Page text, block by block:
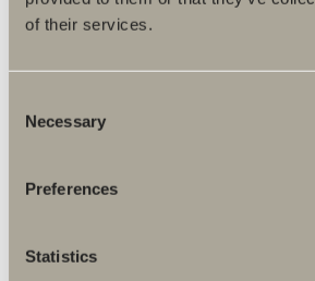
of their services.
Selection
Necessary
Preferences
Statistics
På lager